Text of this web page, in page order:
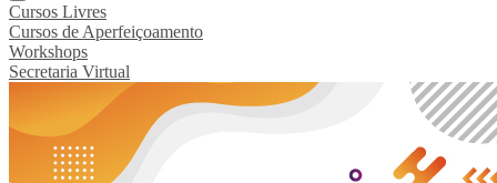
Cursos Livres
Cursos de Aperfeiçoamento
Workshops
Secretaria Virtual